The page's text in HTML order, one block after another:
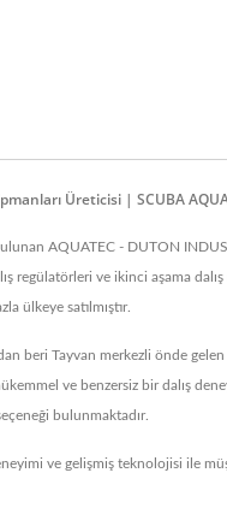
Üreticisi | SCUBA
AQUATEC - DUTON
regülatörleri ve ikinci aşama dalış
ülkeye satılmıştır.
beri Tayvan merkezli önde
ve benzersiz bir dalış
bulunmaktadır.
ve gelişmiş teknolojisi ile